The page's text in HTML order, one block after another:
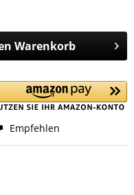
Warenkorb
Empfehlen